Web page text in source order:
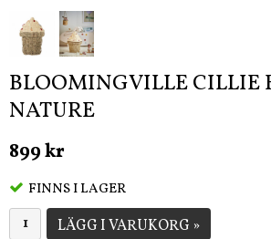
BLOOMINGVILLE CILLIE
NATURE
899 kr
FINNS I LAGER
LÄGG I VARUKORG »